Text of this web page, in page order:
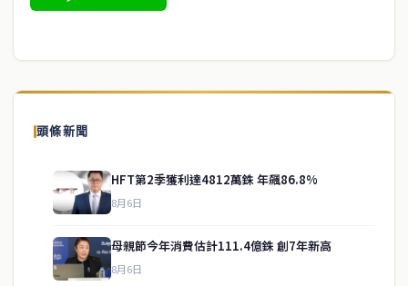
頭條新聞
HFT第2季獲利達4812萬銖 年飆86.8%
8月6日
母親節今年消費估計111.4億銖 創7年新高
8月6日